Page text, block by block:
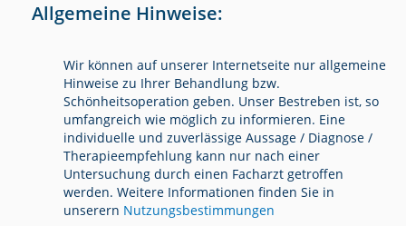
Allgemeine Hinweise:
Wir können auf unserer Internetseite nur allgemeine
Hinweise zu Ihrer Behandlung bzw.
Schönheitsoperation geben. Unser Bestreben ist, so
umfangreich wie möglich zu informieren. Eine
individuelle und zuverlässige Aussage / Diagnose /
Therapieempfehlung kann nur nach einer
Untersuchung durch einen Facharzt getroffen
werden. Weitere Informationen finden Sie in
unserern Nutzungsbestimmungen